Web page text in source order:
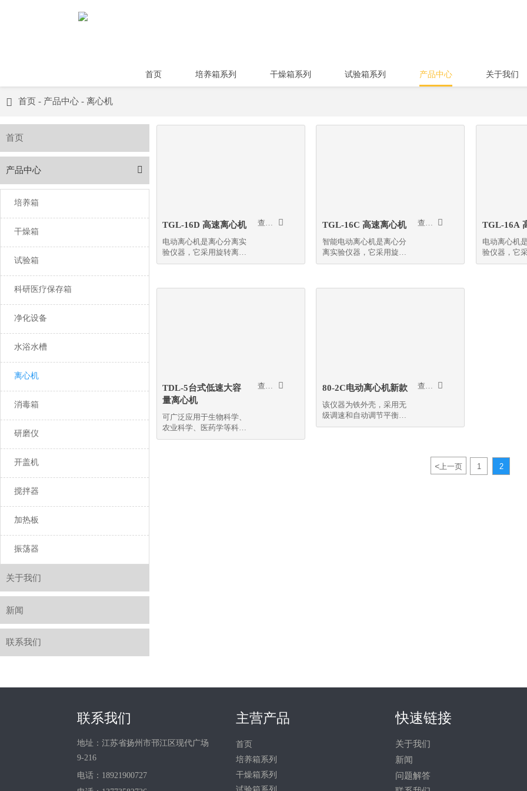
首页 培养箱系列 干燥箱系列 试验箱系列 产品中心 关于我们
 首页 - 产品中心 - 离心机
首页
产品中心 
培养箱
干燥箱
试验箱
科研医疗保存箱
净化设备
水浴水槽
离心机
消毒箱
研磨仪
开盖机
搅拌器
加热板
振荡器
关于我们
新闻
联系我们
TGL-16D 高速离心机
电动离心机是离心分离实
验仪器，它采用旋转离心
力使溶液中物质分层分离
 TGL-16C 高速离心机
智能电动离心机是离心分
离实验仪器，它采用旋转
离心力使溶液中物质分层
 TGL-16A
电动离心机
验仪器，它
力使溶液中
TDL-5台式低速大容
量离心机
可广泛应用于生物科学、
农业科学、医药学等科研
单位。
 80-2C电动离心机新款
该仪器为铁外壳，采用无
级调速和自动调节平衡装
置

<上一页 1 2
联系我们
地址：江苏省扬州市邗江区现代广场
9-216
电话：18921900727
主营产品
首页
培养箱系列
干燥箱系列
快速链接
关于我们
新闻
问题解答